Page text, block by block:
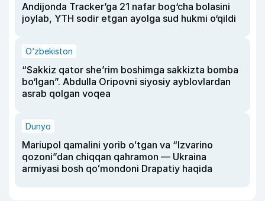
Andijonda Tracker’ga 21 nafar bog‘cha bolasini
joylab, YTH sodir etgan ayolga sud hukmi o‘qildi
O‘zbekiston
“Sakkiz qator she’rim boshimga sakkizta bomba
bo‘lgan”. Abdulla Oripovni siyosiy ayblovlardan
asrab qolgan voqea
Dunyo
Mariupol qamalini yorib oʻtgan va “Izvarino
qozoni”dan chiqqan qahramon — Ukraina
armiyasi bosh qoʻmondoni Drapatiy haqida